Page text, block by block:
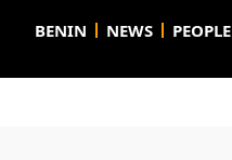
BENIN NEWS PEOPLE